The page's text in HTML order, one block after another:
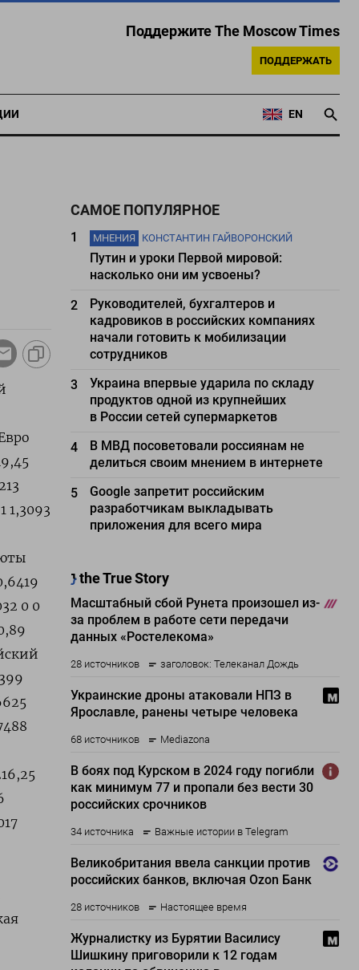
Поддержите The Moscow Times
ПОДДЕРЖАТЬ
EN
1,3093
0 0
САМОЕ ПОПУЛЯРНОЕ
1 МНЕНИЯ КОНСТАНТИН ГАЙВОРОНСКИЙ
Путин и уроки Первой мировой:
насколько они им усвоены?
2
Руководителей, бухгалтеров и
кадровиков в российских компаниях
начали готовить к мобилизации
сотрудников
3
Украина впервые ударила по складу
продуктов одной из крупнейших
в России сетей супермаркетов
4
В МВД посоветовали россиянам не
делиться своим мнением в интернете
5
Google запретит российским
разработчикам выкладывать
приложения для всего мира